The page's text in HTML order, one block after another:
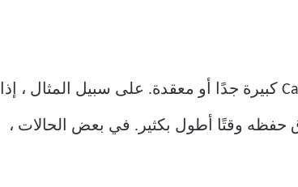
واجه بعض المستخدمين أيضًا صعوبات في الادخار عند العمل في مشروعات Canva كبيرة جدًا أو معقدة. على سبيل المثال ، إذا
حفظه وقتًا أطول بكثير. في بعض الحالات ،